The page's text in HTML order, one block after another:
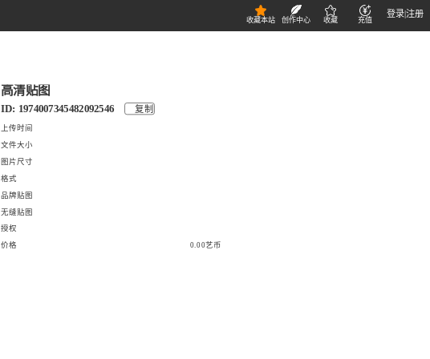
收藏本站 创作中心 收藏 充值
登录|注册
高清贴图
ID: 1974007345482092546 复制
上传时间
文件大小
图片尺寸
格式
品牌贴图
无缝贴图
授权
价格 0.00艺币